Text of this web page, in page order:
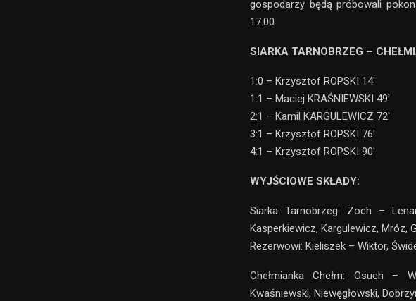
gospodarzy będą próbowali
17.00.
SIARKA TARNOBRZEG –
1:0 – Krzysztof ROPSKI 14′
1:1 – Maciej KRAŚNIEWSKI 49′
2:1 – Kamil KARGULEWICZ 72′
3:1 – Krzysztof ROPSKI 76′
4:1 – Krzysztof ROPSKI 90′
WYJŚCIOWE SKŁADY:
Siarka Tarnobrzeg: Zoch –
Kasperkiewicz, Kargulewicz, Mróz,
Rezerwowi: Kieliszek – Wiktor,
Chełmianka Chełm: Osuch –
Kwaśniewski, Niewęgłowski,